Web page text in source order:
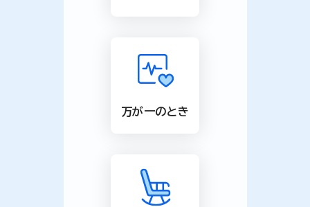
万が一のとき